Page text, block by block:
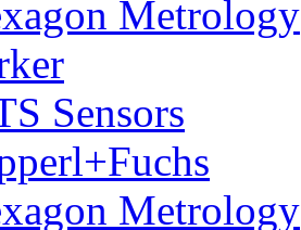
Metrology
Sensors
Metrology